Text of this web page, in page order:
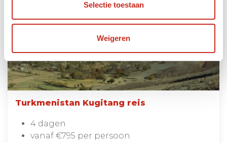
Selectie toestaan
Weigeren
Turkmenistan Kugitang reis
4 dagen
vanaf €795 per persoon